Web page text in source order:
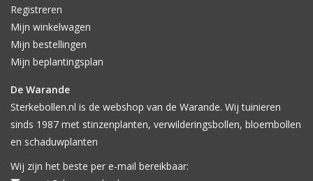
Registreren
Mijn winkelwagen
Mijn bestellingen
Mijn beplantingsplan
De Warande
Sterkebollen.nl is de webshop van de Warande. Wij tuinieren
sinds 1987 met stinzenplanten, verwilderingsbollen, bloembollen
en schaduwplanten
Wij zijn het beste per e-mail bereikbaar: